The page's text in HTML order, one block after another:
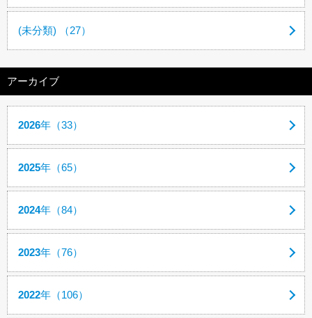
(未分類) （27）
アーカイブ
2026年（33）
2025年（65）
2024年（84）
2023年（76）
2022年（106）